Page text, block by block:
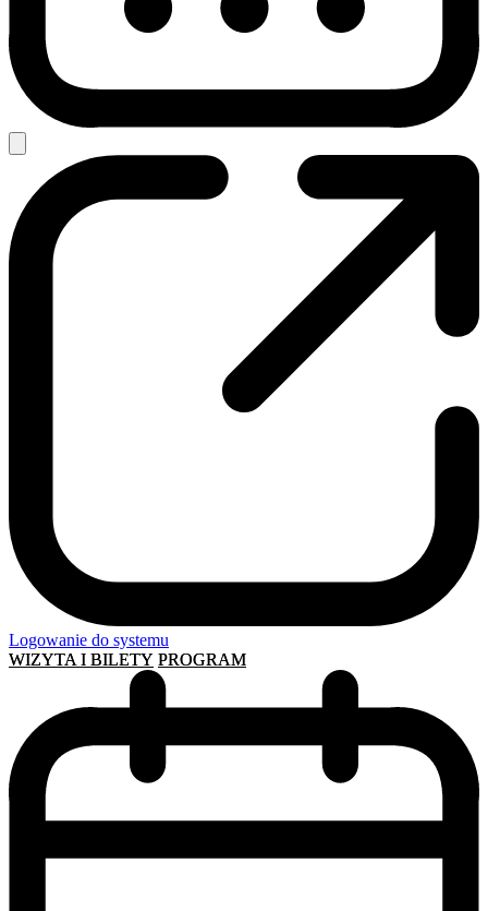
Logowanie do systemu
WIZYTA I BILETY PROGRAM